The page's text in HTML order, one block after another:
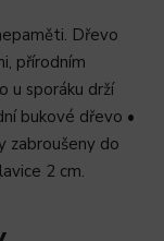
Dřevo
přírodním
u sporáku drží
bukové dřevo •
zabroušeny do
2 cm.